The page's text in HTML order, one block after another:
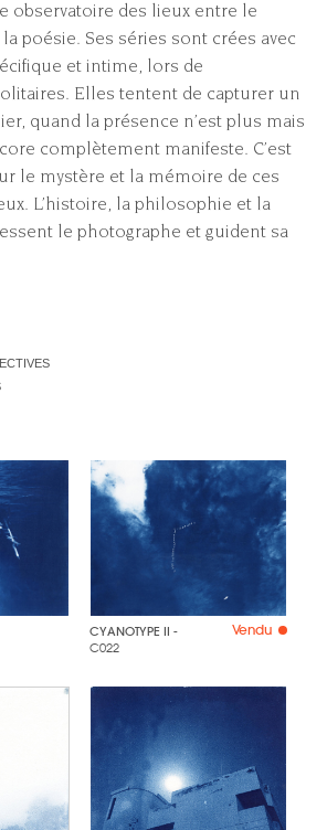
observatoire des lieux entre le
poésie. Ses séries sont crées avec
et intime, lors de
Elles tentent de capturer un
quand la présence n’est plus mais
complètement manifeste. C’est
le mystère et la mémoire de ces
L’histoire, la philosophie et la
le photographe et guident sa
CYANOTYPE II -
C022
Vendu